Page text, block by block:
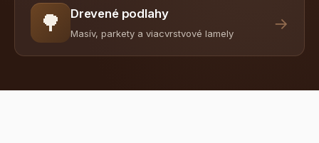
🌳 Drevené podlahy
Masív, parkety a viacvrstvové lamely
→